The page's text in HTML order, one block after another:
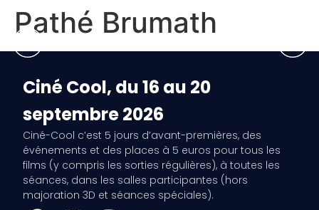
Pathé Brumath
Ciné Cool, du 16 au 20
septembre 2026
Ciné-Cool c’est 5 jours d’avant-premières, des
événements et des places à 5 euros pour tous les
films (y compris les sorties régulières), à toutes les
séances, dans les salles participantes (hors
majoration 3D et séances spéciales).